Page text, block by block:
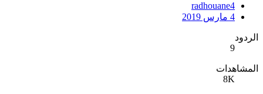
radhouane4
4 مارس 2019
الردود
9
المشاهدات
8K